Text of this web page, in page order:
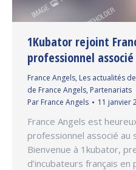
1Kubator rejoint
professionnel associé
France Angels, Les actualités
de France Angels, Partenariats
Par France Angels 11 janvier
France Angels est
professionnel associé au
Bienvenue à 1kubator,
d’incubateurs français en